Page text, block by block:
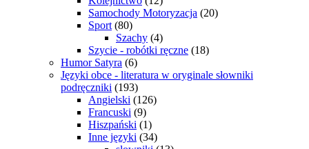
Samochody Motoryzacja (20)
Sport (80)
Szachy (4)
Szycie - robótki ręczne (18)
Humor Satyra (6)
Języki obce - literatura w oryginale słowniki
podręczniki (193)
Angielski (126)
Francuski (9)
Hiszpański (1)
Inne języki (34)